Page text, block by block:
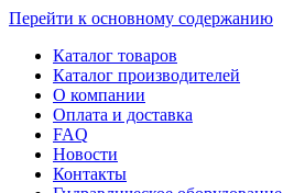
Перейти к основному содержанию
Каталог товаров
Каталог производителей
О компании
Оплата и доставка
FAQ
Новости
Контакты